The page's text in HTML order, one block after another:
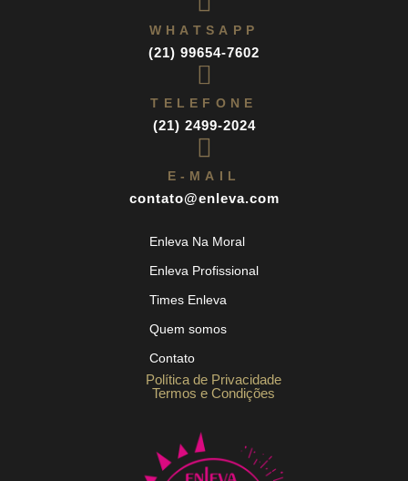
WHATSAPP
(21) 99654-7602
TELEFONE
(21) 2499-2024
E-MAIL
contato@enleva.com
Enleva Na Moral
Enleva Profissional
Times Enleva
Quem somos
Contato
Política de Privacidade
Termos e Condições